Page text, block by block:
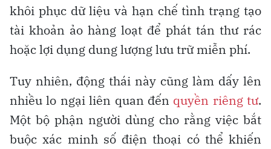
khôi phục dữ liệu và hạn chế tình trạng tạo
tài khoản ảo hàng loạt để phát tán thư rác
hoặc lợi dụng dung lượng lưu trữ miễn phí.
Tuy nhiên, động thái này cũng làm dấy lên
nhiều lo ngại liên quan đến quyền riêng tư.
Một bộ phận người dùng cho rằng việc bắt
buộc xác minh số điện thoại có thể khiến